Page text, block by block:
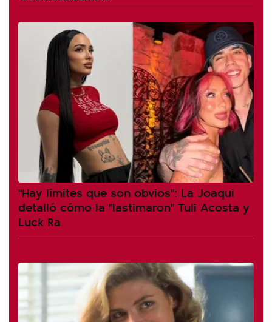
"Hay límites que son obvios": La Joaqui
detalló cómo la "lastimaron" Tuli Acosta y
Luck Ra